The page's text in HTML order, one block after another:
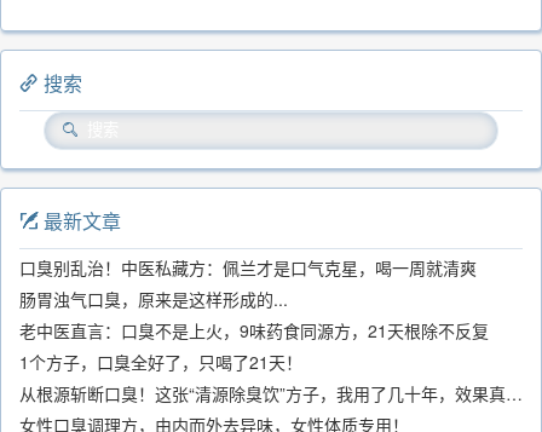
搜索
最新文章
口臭别乱治！中医私藏方：佩兰才是口气克星，喝一周就清爽
肠胃浊气口臭，原来是这样形成的...
老中医直言：口臭不是上火，9味药食同源方，21天根除不反复
1个方子，口臭全好了，只喝了21天！
从根源斩断口臭！这张“清源除臭饮”方子，我用了几十年，效果真不错
女性口臭调理方，由内而外去异味，女性体质专用！